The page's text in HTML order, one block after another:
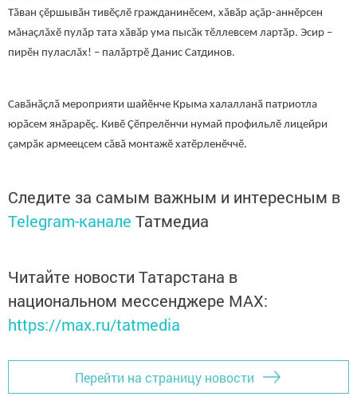
Тӑван çӗршывӑн тивӗçлӗ гражданинӗсем, хӑвӑр аҫăр-аннӗрсен
мăнаçлăхӗ пулӑр тата хӑвӑр ума пысӑк тӗллевсем лартӑр. Эсир –
пирӗн пуласлӑх! – палӑртрӗ Данис Сатдинов.
Савӑнӑҫлӑ мероприяти шайӗнче Крыма халалланӑ патриотла
юрӑсем янӑрарӗҫ. Кивӗ Çӗпрелӗнчи нумай профильлӗ лицейри
ҫамрӑк армеецсем сăвă монтажӗ хатӗрленӗччӗ.
Следите за самым важным и интересным в
Telegram-канале Татмедиа
Читайте новости Татарстана в
национальном мессенджере MАХ:
https://max.ru/tatmedia
Перейти на страницу новости